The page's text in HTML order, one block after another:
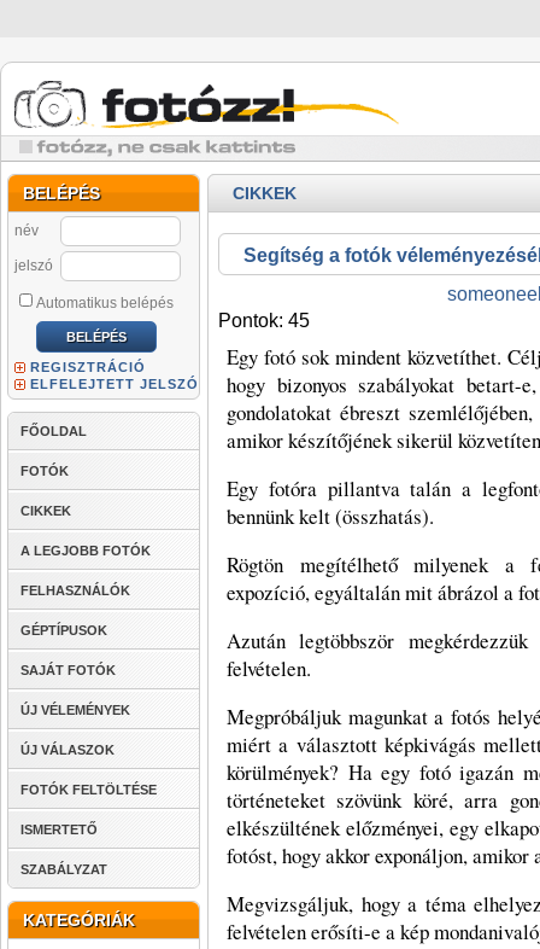
BELÉPÉS
név
jelszó
Automatikus belépés
REGISZTRÁCIÓ
ELFELEJTETT JELSZÓ
FŐOLDAL
FOTÓK
CIKKEK
A LEGJOBB FOTÓK
FELHASZNÁLÓK
GÉPTÍPUSOK
SAJÁT FOTÓK
ÚJ VÉLEMÉNYEK
ÚJ VÁLASZOK
FOTÓK FELTÖLTÉSE
ISMERTETŐ
SZABÁLYZAT
KATEGÓRIÁK
CIKKEK
Segítség a fotók
Pontok: 45
Egy fotó sok mindent közvetíthet.
hogy bizonyos szabályokat
gondolatokat ébreszt
amikor készítőjének sikerül
Egy fotóra pillantva talán a
bennünk kelt (összhatás).
Rögtön megítélhető milyenek a
expozíció, egyáltalán mit ábrázol a
Azután legtöbbször
felvételen.
Megpróbáljuk magunkat a fotós
miért a választott képkivágás
körülmények? Ha egy fotó igazán
történeteket szövünk köré, arra
elkészültének előzményei, egy
fotóst, hogy akkor exponáljon, amikor
Megvizsgáljuk, hogy a téma
felvételen erősíti-e a kép